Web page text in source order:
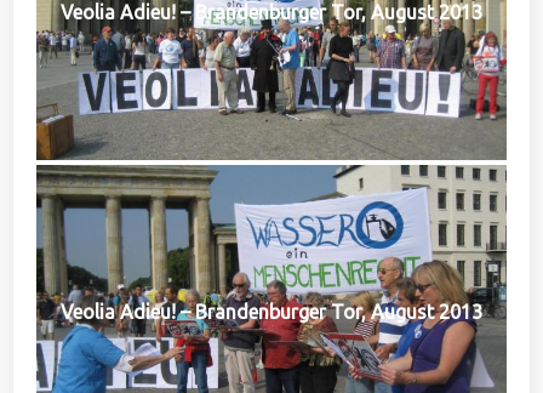
Veolia Adieu! – Brandenburger Tor, August 2013
Veolia Adieu! – Brandenburger Tor, August 2013